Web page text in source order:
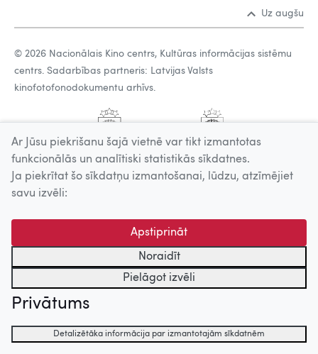
Uz augšu
© 2026 Nacionālais Kino centrs, Kultūras informācijas sistēmu
centrs. Sadarbības partneris: Latvijas Valsts
kinofotofonodokumentu arhīvs.
Ar Jūsu piekrišanu šajā vietnē var tikt izmantotas
funkcionālās un analītiski statistikās sīkdatnes.
Ja piekrītat šo sīkdatņu izmantošanai, lūdzu, atzīmējiet
savu izvēli:
Apstiprināt
Noraidīt
Pielāgot izvēli
Privātums
Detalizētāka informācija par izmantotajām sīkdatnēm